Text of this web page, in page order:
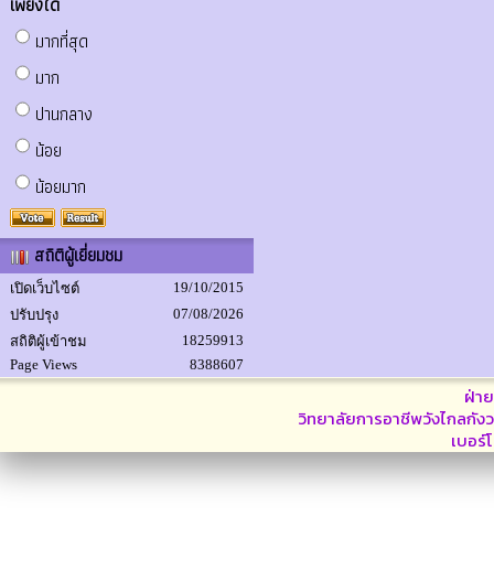
มากที่สุด
มาก
ปานกลาง
น้อย
น้อยมาก
สถิติผู้เยี่ยมชม
เปิดเว็บไซต์
19/10/2015
ปรับปรุง
07/08/2026
สถิติผู้เข้าชม
18259913
Page Views
8388607
ฝ่า
วิทยาลัยการอาชีพวังไกลกัง
เบอ